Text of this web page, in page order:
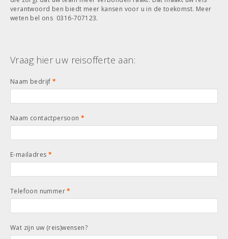
verantwoord ben biedt meer kansen voor u in de toekomst. Meer
weten bel ons 0316-707123.
Vraag hier uw reisofferte aan:
Naam bedrijf*
Naam contactpersoon *
E-mailadres *
Telefoon nummer*
Wat zijn uw (reis)wensen?